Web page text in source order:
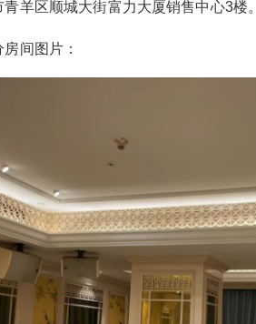
青羊区顺城大街富力大厦销售中心3楼。
间图片：